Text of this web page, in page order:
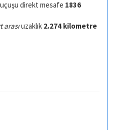
uçuşu direkt mesafe 1836
arasıuzaklık 2.274 kilometre